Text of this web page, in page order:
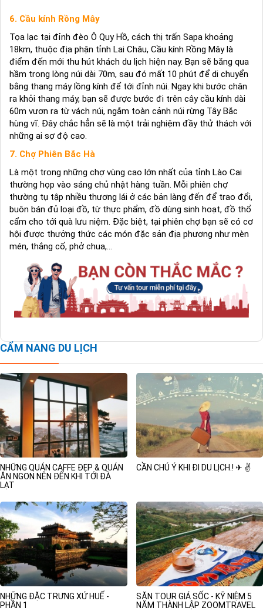
6. Cầu kính Rồng Mây
Tọa lạc tại đỉnh đèo Ô Quy Hồ, cách thị trấn Sapa khoảng
18km, thuộc địa phận tỉnh Lai Châu, Cầu kính Rồng Mây là
điểm đến mới thu hút khách du lịch hiện nay. Bạn sẽ băng qua
hầm trong lòng núi dài 70m, sau đó mất 10 phút để di chuyển
bằng thang máy lồng kính để tới đỉnh núi. Ngay khi bước chân
ra khỏi thang máy, bạn sẽ được bước đi trên cây cầu kính dài
60m vươn ra từ vách núi, ngắm toàn cảnh núi rừng Tây Bắc
hùng vĩ. Đây chắc hẳn sẽ là một trải nghiệm đầy thử thách với
những ai sợ độ cao.
7. Chợ Phiên Bắc Hà
Là một trong những chợ vùng cao lớn nhất của tỉnh Lào Cai
thường họp vào sáng chủ nhật hàng tuần. Mỗi phiên chợ
thường tụ tập nhiều thương lái ở các bản làng đến để trao đổi,
buôn bán đủ loại đồ, từ thực phẩm, đồ dùng sinh hoạt, đồ thổ
cẩm cho tới quà lưu niệm. Đặc biệt, tại phiên chợ bạn sẽ có cơ
hội được thưởng thức các món đặc sản địa phương như mèn
mén, thắng cố, phở chua,...
CẨM NANG DU LỊCH
NHỮNG QUÁN CAFFE ĐẸP & QUÁN
ĂN NGON NÊN ĐẾN KHI TỚI ĐÀ
LẠT
CẦN CHÚ Ý KHI ĐI DU LỊCH.! ✈ ✌
NHỮNG ĐẶC TRƯNG XỨ HUẾ -
PHẦN 1
SĂN TOUR GIÁ SỐC - KỸ NIỆM 5
NĂM THÀNH LẬP ZOOMTRAVEL